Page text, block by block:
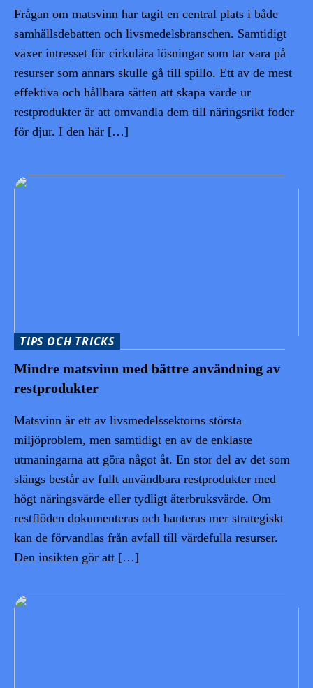
Frågan om matsvinn har tagit en central plats i både
samhällsdebatten och livsmedelsbranschen. Samtidigt
växer intresset för cirkulära lösningar som tar vara på
resurser som annars skulle gå till spillo. Ett av de mest
effektiva och hållbara sätten att skapa värde ur
restprodukter är att omvandla dem till näringsrikt foder
för djur. I den här […]
TIPS OCH TRICKS
Mindre matsvinn med bättre användning av
restprodukter
Matsvinn är ett av livsmedelssektorns största
miljöproblem, men samtidigt en av de enklaste
utmaningarna att göra något åt. En stor del av det som
slängs består av fullt användbara restprodukter med
högt näringsvärde eller tydligt återbruksvärde. Om
restflöden dokumenteras och hanteras mer strategiskt
kan de förvandlas från avfall till värdefulla resurser.
Den insikten gör att […]